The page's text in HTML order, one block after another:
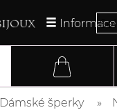
Informace
Dámské šperky